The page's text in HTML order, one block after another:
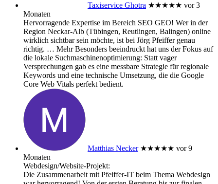
Taxiservice Ghotra ★★★★★ vor 3
Monaten
Hervorragende Expertise im Bereich SEO GEO! Wer in der
Region Neckar-Alb (Tübingen, Reutlingen, Balingen) online
wirklich sichtbar sein möchte, ist bei Jörg Pfeiffer genau
richtig. … MehrBesonders beeindruckt hat uns der Fokus auf
die lokale Suchmaschinenoptimierung: Statt vager
Versprechungen gab es eine messbare Strategie für regionale
Keywords und eine technische Umsetzung, die die Google
Core Web Vitals perfekt bedient.
Matthias Necker ★★★★★ vor 9
Monaten
Webdesign/Website-Projekt:
Die Zusammenarbeit mit Pfeiffer-IT beim Thema Webdesign